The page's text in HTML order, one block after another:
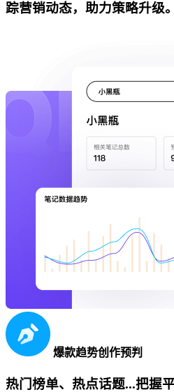
踪营销动态，助力策略升级。
爆款趋势创作预判
热门榜单、热点话题...把握